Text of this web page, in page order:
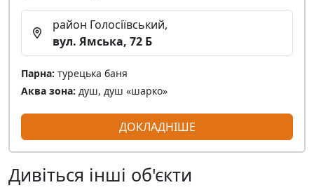
район Голосіївський,
вул. Ямська, 72 Б
Парна: турецька баня
Аква зона: душ, душ «шарко»
ДОКЛАДНІШЕ
Дивіться інші об'єкти